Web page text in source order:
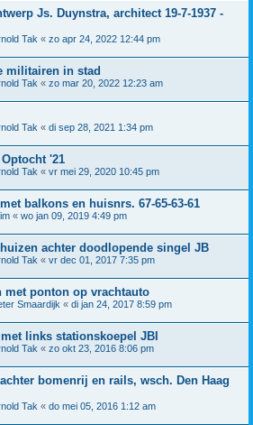
Js. Duynstra, architect 19-7-1937 -
Tak « zo apr 24, 2022 12:44 pm
militairen in stad
Tak « zo mar 20, 2022 12:23 am
Tak « di sep 28, 2021 1:34 pm
'21
Tak « vr mei 29, 2020 10:45 pm
balkons en huisnrs. 67-65-63-61
« wo jan 09, 2019 4:49 pm
achter doodlopende singel JB
Tak « vr dec 01, 2017 7:35 pm
met ponton op vrachtauto
Smaardijk « di jan 24, 2017 8:59 pm
links stationskoepel JBI
Tak « zo okt 23, 2016 8:06 pm
bomenrij en rails, wsch. Den Haag
Tak « do mei 05, 2016 1:12 am